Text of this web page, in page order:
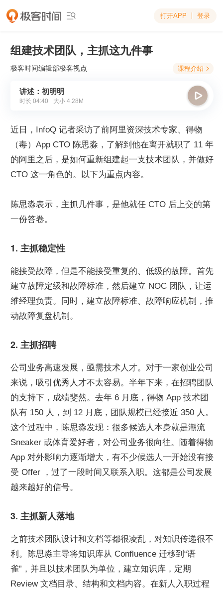
 打开APP 登录
组建技术团队，主抓这九件事
极客时间编辑部极客视点 课程介绍 
讲述：初明明
时长 04:40 大小 4.28M

近日，InfoQ 记者采访了前阿里资深技术专家、得物
（毒）App CTO 陈思淼，了解到他在离开就职了 11 年
的阿里之后，是如何重新组建起一支技术团队，并做好
CTO 这一角色的。以下为重点内容。
陈思淼表示，主抓几件事，是他就任 CTO 后上交的第
一份答卷。
1. 主抓稳定性
能接受故障，但是不能接受重复的、低级的故障。首先
建立故障定级和故障标准，然后建立 NOC 团队，让运
维经理负责。同时，建立故障标准、故障响应机制，推
动故障复盘机制。
2. 主抓招聘
公司业务高速发展，亟需技术人才。对于一家创业公司
来说，吸引优秀人才不太容易。半年下来，在招聘团队
的支持下，成绩斐然。去年 6 月底，得物 App 技术团
队有 150 人，到 12 月底，团队规模已经接近 350 人。
这个过程中，陈思淼发现：很多候选人本身就是潮流
Sneaker 或体育爱好者，对公司业务很向往。随着得物
App 对外影响力逐渐增大，有不少候选人一开始没有接
受 Offer ，过了一段时间又联系入职。这都是公司发展
越来越好的信号。
3. 主抓新人落地
之前技术团队设计和文档等都很凌乱，对知识传递很不
利。陈思淼主导将知识库从 Confluence 迁移到“语
雀”，并且以技术团队为单位，建立知识库，定期
Review 文档目录、结构和文档内容。在新人入职过程